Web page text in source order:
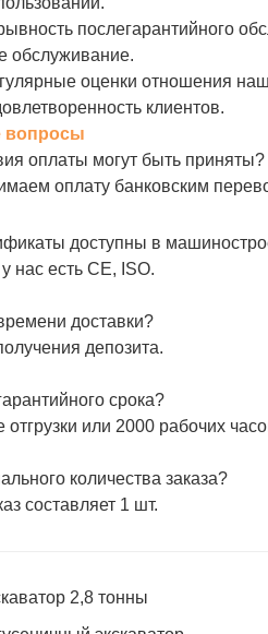
послегарантийного
обслуживание.
оценки отношения
клиентов.
вопросы
оплаты могут быть приняты?
оплату банковским
доступны в
нас есть CE, ISO.
доставки?
депозита.
срока?
или 2000 рабочих
количества заказа?
составляет 1 шт.
2,8 тонны